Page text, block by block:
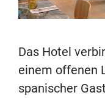
Das Hotel
einem offenen
spanischer